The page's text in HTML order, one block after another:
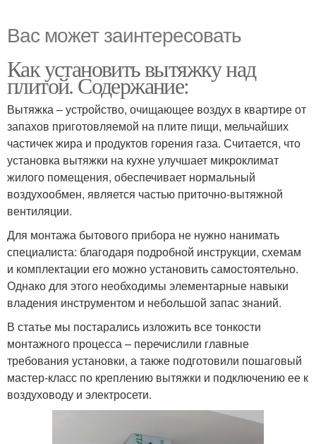
Вас может заинтересовать
Как установить вытяжку над
плитой. Содержание:
Вытяжка – устройство, очищающее воздух в квартире от
запахов приготовляемой на плите пищи, мельчайших
частичек жира и продуктов горения газа. Считается, что
установка вытяжки на кухне улучшает микроклимат
жилого помещения, обеспечивает нормальный
воздухообмен, является частью приточно-вытяжной
вентиляции.
Для монтажа бытового прибора не нужно нанимать
специалиста: благодаря подробной инструкции, схемам
и комплектации его можно установить самостоятельно.
Однако для этого необходимы элементарные навыки
владения инструментом и небольшой запас знаний.
В статье мы постарались изложить все тонкости
монтажного процесса – перечислили главные
требования установки, а также подготовили пошаговый
мастер-класс по креплению вытяжки и подключению ее к
воздуховоду и электросети.